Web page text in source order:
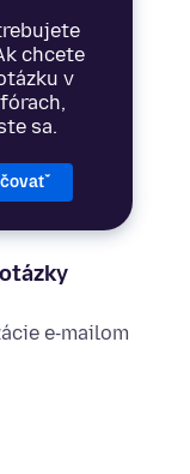
chcete
v
sa.
e‑mailom